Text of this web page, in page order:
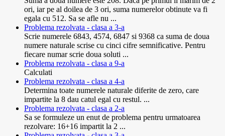
ori, iar pe al doilea de 3 ori, suma numerelor obtinute va fi
egala cu 512. Sa se afle nu ...
Problema rezolvata - clasa a 3-a
Scrie numerele 6843, 4574, 6847 si 9368 ca suma de doua
numere naturale scrise cu cinci cifre semnificative. Pentru
fiecare numar scrie doua soluti ...
Problema rezolvata - clasa a 9-a
Calculati
Problema rezolvata - clasa a 4-a
Determina toate numerele naturale diferite de zero, care
impartite la 8 dau catul egal cu restul. ...
Problema rezolvata - clasa a 2-a
Sa se formuleze un enut de problema pentru urmatoarea
rezolvare: 16+16 impartit la 2 ...